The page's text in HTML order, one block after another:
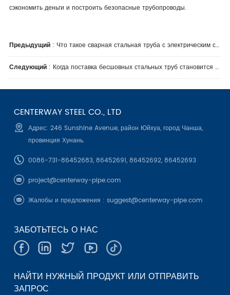
сэкономить деньги и построить безопасные трубопроводы.
Предыдущий: Что такое сварная стальная труба с электрическим сопротивлением?
Следующий: Когда поставка бесшовных стальных труб становится партнерством
CENTERWAY STEEL CO., LTD
Адрес: 246 Sunshine Avenue, район Юйхуа, город Чанша,
провинция Хунань.
0086-731-86452683, 86452691, 86452692, 86452693
project@centerway-pipe.com
Жалобы и предложения :suggest@centerway-pipe.com
ЗАБОТЬТЕСЬ О НАС
НАЙТИ НУЖНЫЙ ПРОДУКТ ИЛИ ОТПРАВИТЬ
ЗАПРОС